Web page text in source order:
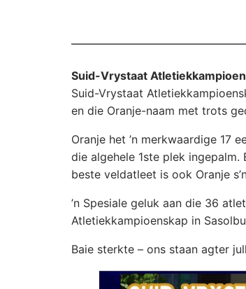
Suid-Vrystaat
Suid-Vrystaat
en die Oranje-naam met trots
Oranje het ’n merkwaardige 17
die algehele 1ste plek
beste veldatleet is ook Oranje
’n Spesiale geluk aan die 36
Atletiekkampioenskap in
Baie sterkte – ons staan agter